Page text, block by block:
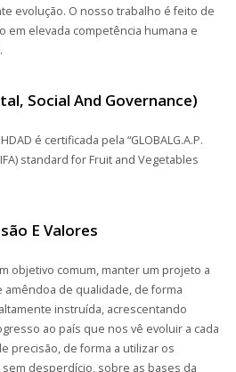
evolução. O nosso trabalho é feito de
em elevada competência humana e
Social And Governance)
é certificada pela “GLOBALG.A.P.
standard for Fruit and Vegetables
E Valores
objetivo comum, manter um projeto a
de qualidade, de forma
instruída, acrescentando
ao país que nos vê evoluir a cada
precisão, de forma a utilizar os
desperdício, sobre as bases da